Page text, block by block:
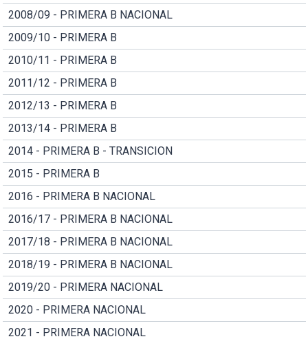
2008/09 - PRIMERA B NACIONAL
2009/10 - PRIMERA B
2010/11 - PRIMERA B
2011/12 - PRIMERA B
2012/13 - PRIMERA B
2013/14 - PRIMERA B
2014 - PRIMERA B - TRANSICION
2015 - PRIMERA B
2016 - PRIMERA B NACIONAL
2016/17 - PRIMERA B NACIONAL
2017/18 - PRIMERA B NACIONAL
2018/19 - PRIMERA B NACIONAL
2019/20 - PRIMERA NACIONAL
2020 - PRIMERA NACIONAL
2021 - PRIMERA NACIONAL